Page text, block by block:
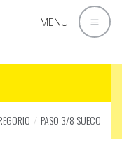
MENU
PASO 3/8 SUECO